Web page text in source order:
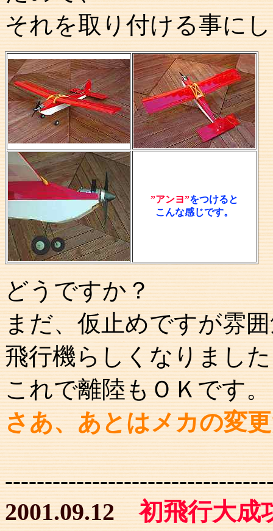
それを取り付ける事に
”アンヨ”をつけると
こんな感じです。
どうですか？
まだ、仮止めですが雰
飛行機らしくなりまし
これで離陸もＯＫです。
さあ、あとはメカの変
2001.09.12初飛行大成